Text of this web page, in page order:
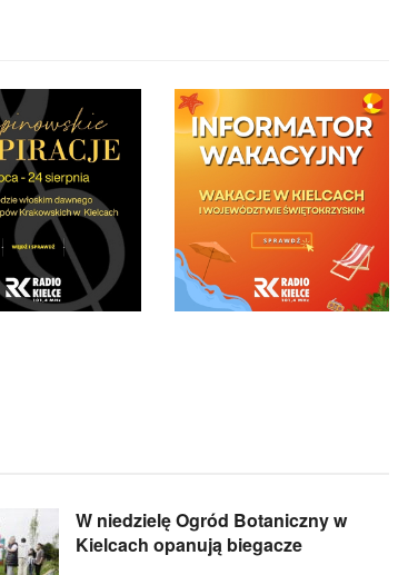
W niedzielę Ogród Botaniczny w
Kielcach opanują biegacze